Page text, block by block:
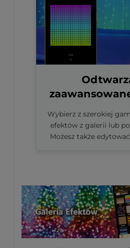
Wybierz z szerokiej
efektów z galerii lub
Możesz także